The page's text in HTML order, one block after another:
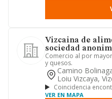
Vizcaina de
sociedad
Comercio al por
y quesos.
Camino
Loiu Vizcaya,
Coincidencia
VER EN MAPA